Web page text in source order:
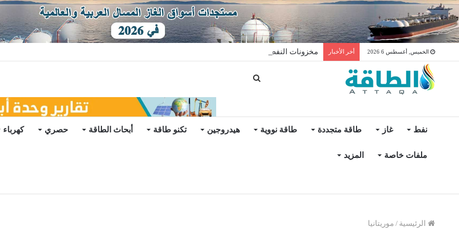
الخميس, أغسطس 6 2026 أخر الأخبار مخزونات النفط الأميركية ترتفع 2.5 مليون برميل عكس التوقعات
نفط غاز طاقة متجددة طاقة نووية هيدروجين تكنو طاقة أبحاث الطاقة حصري كهرباء
ملفات خاصة المزيد
الرئيسية / موريتانيا